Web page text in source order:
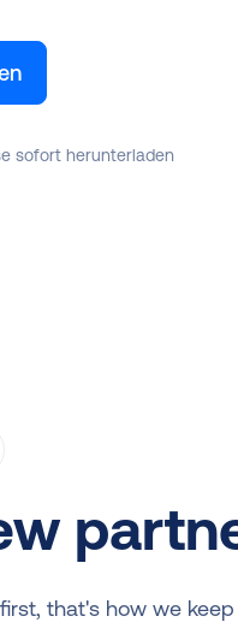
sofort herunterladen
that's how we